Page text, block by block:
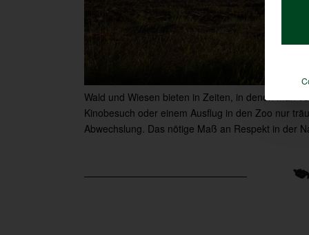
Wald und Wiesen bieten in Zeiten, in denen man
Kinobesuch oder einem Ausflug in den Zoo nur
Abwechslung. Das nötige Maß an Respekt in der